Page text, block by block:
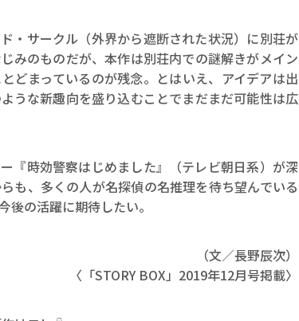
・サークル（外界から遮断された状況）に別荘が
みのものだが、本作は別荘内での謎解きがメイン
どまっているのが残念。とはいえ、アイデアは出
うな新趣向を盛り込むことでまだまだ可能性は広
『時効警察はじめました』（テレビ朝日系）が深
も、多くの人が名探偵の名推理を待ち望んでいる
後の活躍に期待したい。
（文／長野辰次）
〈「STORY BOX」2019年12月号掲載〉